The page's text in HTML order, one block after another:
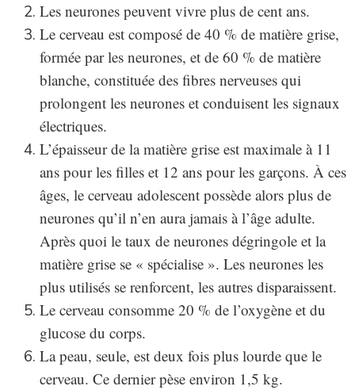
Les neurones peuvent vivre plus de cent ans.
Le cerveau est composé de 40 % de matière grise,
formée par les neurones, et de 60 % de matière
blanche, constituée des fibres nerveuses qui
prolongent les neurones et conduisent les signaux
électriques.
L’épaisseur de la matière grise est maximale à 11
ans pour les filles et 12 ans pour les garçons. À ces
âges, le cerveau adolescent possède alors plus de
neurones qu’il n’en aura jamais à l’âge adulte.
Après quoi le taux de neurones dégringole et la
matière grise se « spécialise ». Les neurones les
plus utilisés se renforcent, les autres disparaissent.
Le cerveau consomme 20 % de l’oxygène et du
glucose du corps.
La peau, seule, est deux fois plus lourde que le
cerveau. Ce dernier pèse environ 1,5 kg.